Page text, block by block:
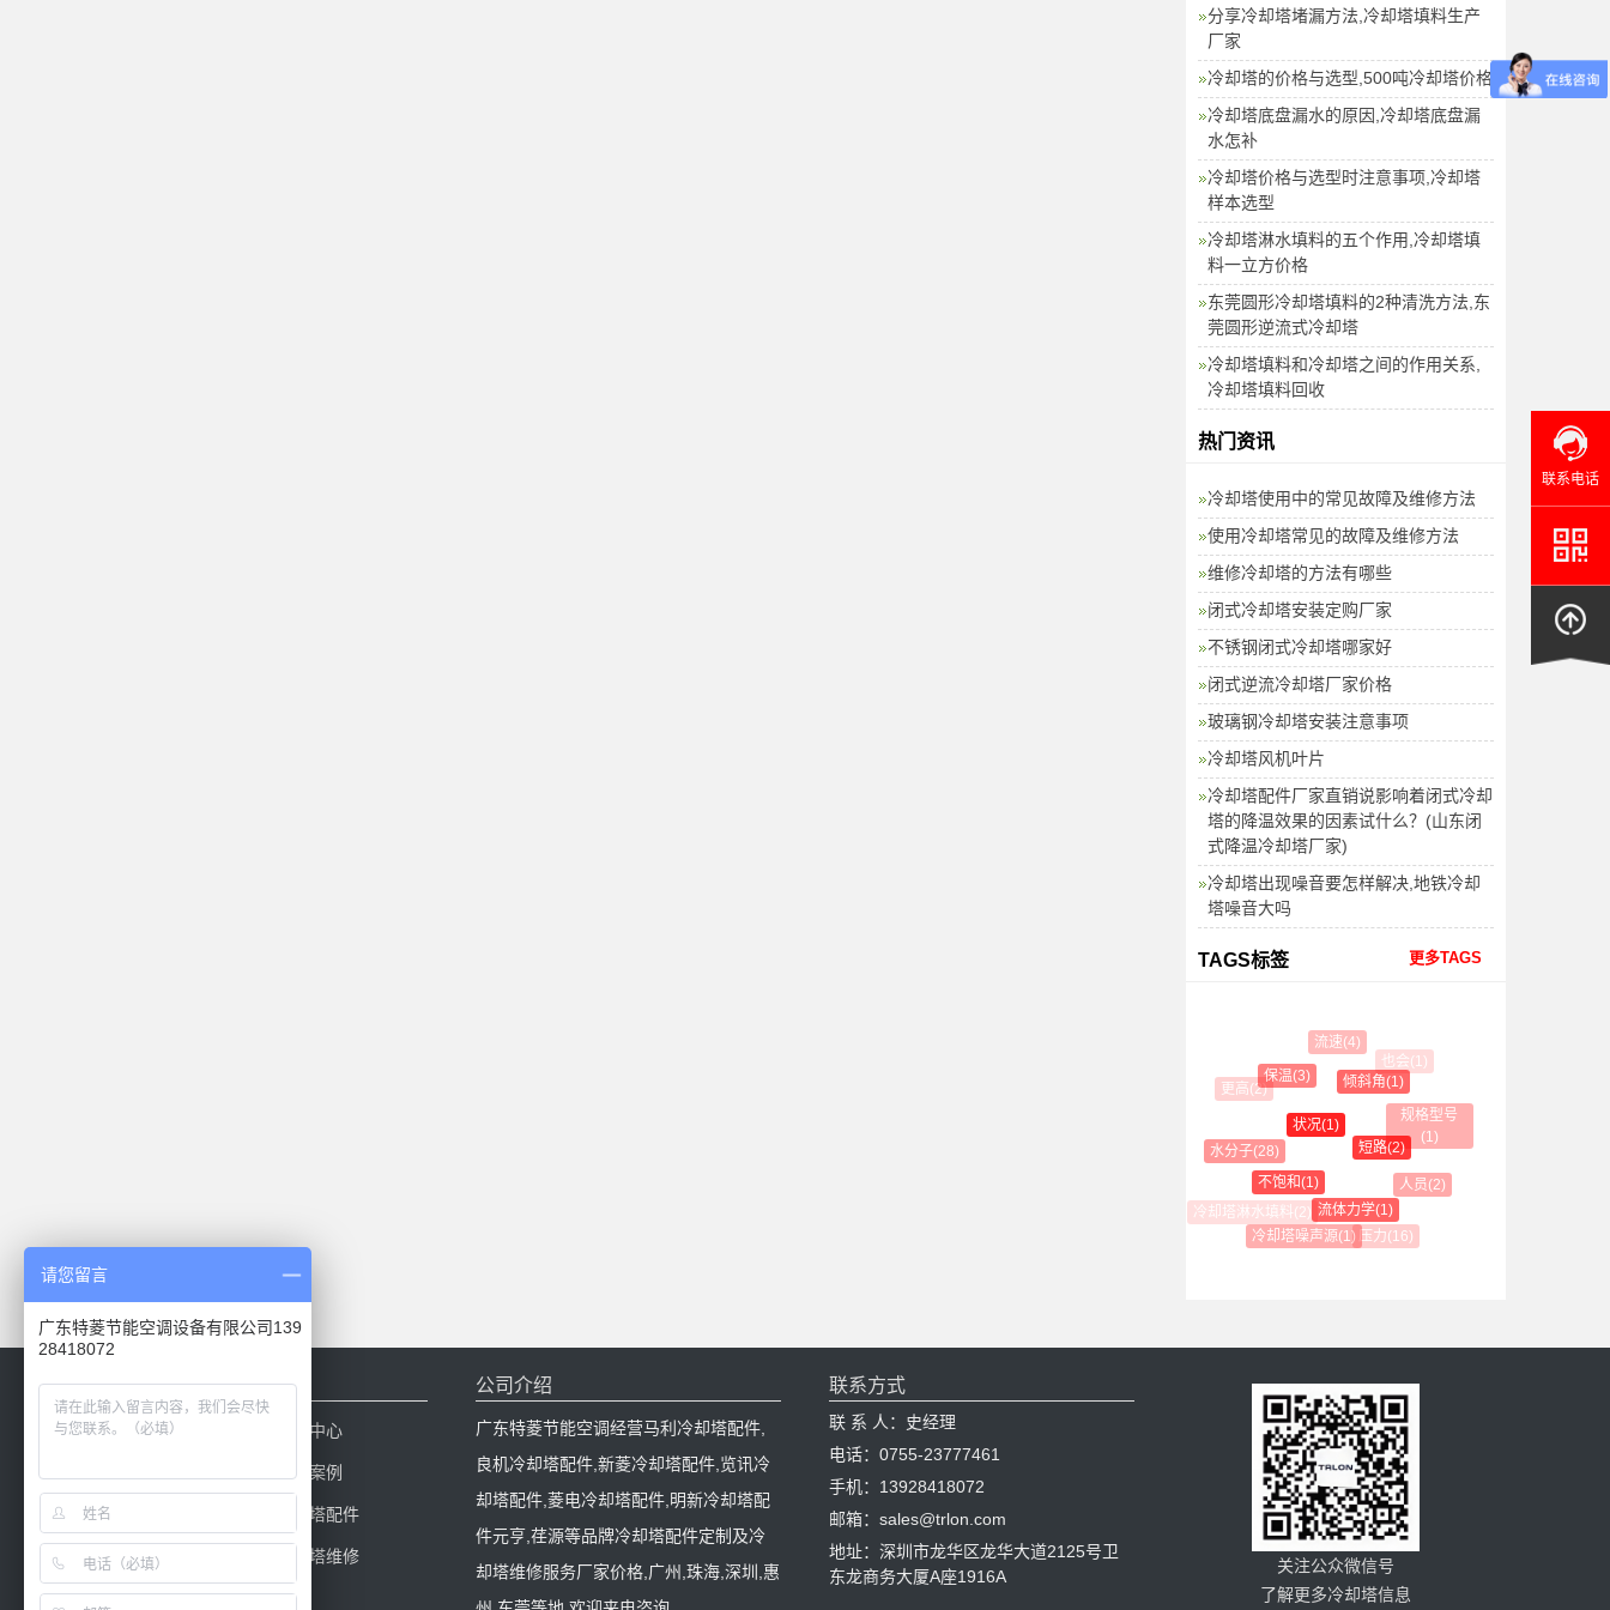
分享冷却塔堵漏方法,冷却塔填料生产
厂家
冷却塔的价格与选型,500吨冷却塔价格
冷却塔底盘漏水的原因,冷却塔底盘漏
水怎补
冷却塔价格与选型时注意事项,冷却塔
样本选型
冷却塔淋水填料的五个作用,冷却塔填
料一立方价格
东莞圆形冷却塔填料的2种清洗方法,东
莞圆形逆流式冷却塔
冷却塔填料和冷却塔之间的作用关系,
冷却塔填料回收
热门资讯
冷却塔使用中的常见故障及维修方法
使用冷却塔常见的故障及维修方法
维修冷却塔的方法有哪些
闭式冷却塔安装定购厂家
不锈钢闭式冷却塔哪家好
闭式逆流冷却塔厂家价格
玻璃钢冷却塔安装注意事项
冷却塔风机叶片
冷却塔配件厂家直销说影响着闭式冷却
塔的降温效果的因素试什么？(山东闭
式降温冷却塔厂家)
冷却塔出现噪音要怎样解决,地铁冷却
塔噪音大吗
TAGS标签 更多TAGS
水分子(28)
不饱和(1)
状况(1)
保温(3)
更高(2)
冷却塔噪声源(1)
流体力学(1)
短路(2)
倾斜角(1)
流速(4)
压力(16)
人员(2)
规格型号(1)
也会(1)
网站导航
网站首页 新闻中心
工程案例
冷却塔配件
冷却塔填料 冷却塔维修
公司介绍
广东特菱节能空调经营马利冷却塔配件,
良机冷却塔配件,新菱冷却塔配件,览讯冷
却塔配件,菱电冷却塔配件,明新冷却塔配
件元亨,荏源等品牌冷却塔配件定制及冷
却塔维修服务厂家价格,广州,珠海,深圳,惠
联系方式
联 系 人：史经理
电话：0755-23777461
手机：13928418072
邮箱：sales@trlon.com
地址：深圳市龙华区龙华大道2125号卫
东龙商务大厦A座1916A
关注公众微信号
了解更多冷却塔信息
联系电话
请您留言
广东特菱节能空调设备有限公司139
28418072